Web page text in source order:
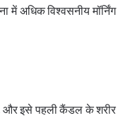
अधिक विश्वसनीय मॉर्निंग
और इसे पहली कैंडल के शरीर